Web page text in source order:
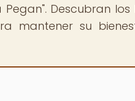
Descubran los
mantener su